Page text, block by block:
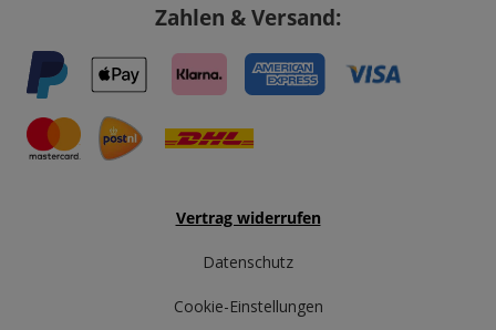
Zahlen & Versand:
Vertrag widerrufen
Datenschutz
Cookie-Einstellungen